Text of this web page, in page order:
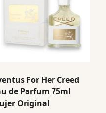
For Her Creed
de Parfum 75ml
Original